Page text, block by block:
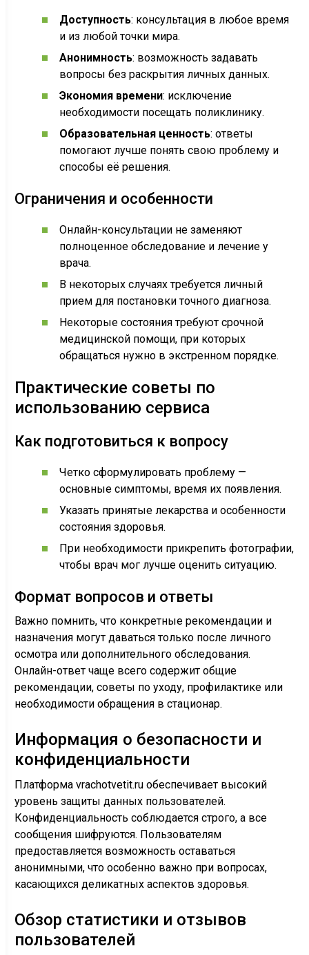
Доступность: консультация в любое время
и из любой точки мира.
Анонимность: возможность задавать
вопросы без раскрытия личных данных.
Экономия времени: исключение
необходимости посещать поликлинику.
Образовательная ценность: ответы
помогают лучше понять свою проблему и
способы её решения.
Ограничения и особенности
Онлайн-консультации не заменяют
полноценное обследование и лечение у
врача.
В некоторых случаях требуется личный
прием для постановки точного диагноза.
Некоторые состояния требуют срочной
медицинской помощи, при которых
обращаться нужно в экстренном порядке.
Практические советы по
использованию сервиса
Как подготовиться к вопросу
Четко сформулировать проблему —
основные симптомы, время их появления.
Указать принятые лекарства и особенности
состояния здоровья.
При необходимости прикрепить фотографии,
чтобы врач мог лучше оценить ситуацию.
Формат вопросов и ответы
Важно помнить, что конкретные рекомендации и
назначения могут даваться только после личного
осмотра или дополнительного обследования.
Онлайн-ответ чаще всего содержит общие
рекомендации, советы по уходу, профилактике или
необходимости обращения в стационар.
Информация о безопасности и
конфиденциальности
Платформа vrachotvetit.ru обеспечивает высокий
уровень защиты данных пользователей.
Конфиденциальность соблюдается строго, а все
сообщения шифруются. Пользователям
предоставляется возможность оставаться
анонимными, что особенно важно при вопросах,
касающихся деликатных аспектов здоровья.
Обзор статистики и отзывов
пользователей